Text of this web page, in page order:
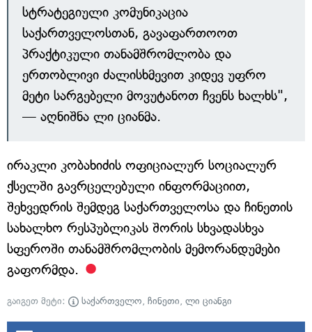
სტრატეგიული კომუნიკაცია
საქართველოსთან, გავაფართოოთ
პრაქტიკული თანამშრომლობა და
ერთობლივი ძალისხმევით კიდევ უფრო
მეტი სარგებელი მოვუტანოთ ჩვენს ხალხს",
— აღნიშნა ლი ციანმა.
ირაკლი კობახიძის ოფიციალურ სოციალურ
ქსელში გავრცელებული ინფორმაციით,
შეხვედრის შემდეგ საქართველოსა და ჩინეთის
სახალხო რესპუბლიკას შორის სხვადასხვა
სფეროში თანამშრომლობის მემორანდუმები
გაფორმდა.
გაიგეთ მეტი: საქართველო, ჩინეთი, ლი ციანგი